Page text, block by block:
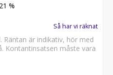
%
Så har vi räknat
Räntan är indikativ, hör med
Kontantinsatsen måste vara